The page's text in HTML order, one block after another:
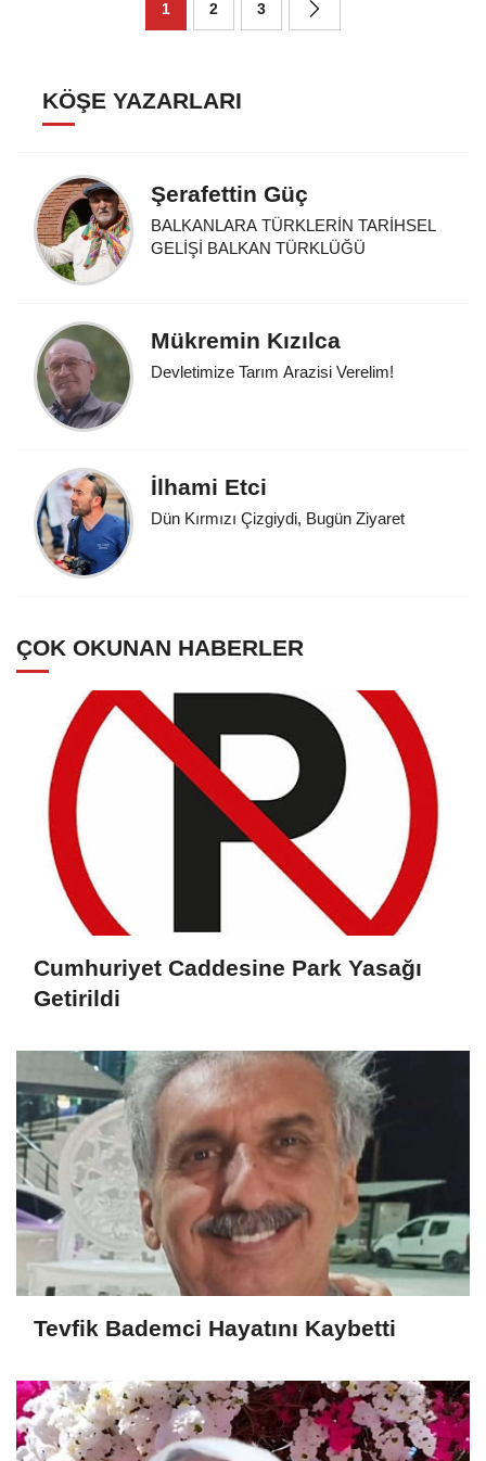
1 2 3
KÖŞE YAZARLARI
Şerafettin Güç
BALKANLARA TÜRKLERİN TARİHSEL
GELİŞİ BALKAN TÜRKLÜĞÜ
Mükremin Kızılca
Devletimize Tarım Arazisi Verelim!
İlhami Etci
Dün Kırmızı Çizgiydi, Bugün Ziyaret
ÇOK OKUNAN HABERLER
Cumhuriyet Caddesine Park Yasağı
Getirildi
Tevfik Bademci Hayatını Kaybetti